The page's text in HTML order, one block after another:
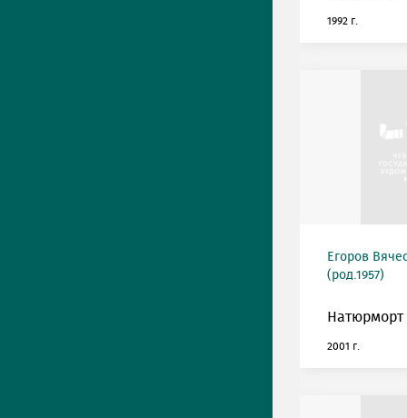
1992 г.
Егоров
(род.1957)
Натюрморт
2001 г.